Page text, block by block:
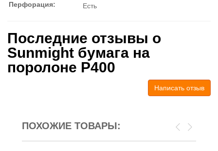
Перфорация:
Есть
Последние отзывы о
Sunmight бумага на
поролоне P400
Написать отзыв
ПОХОЖИЕ ТОВАРЫ: